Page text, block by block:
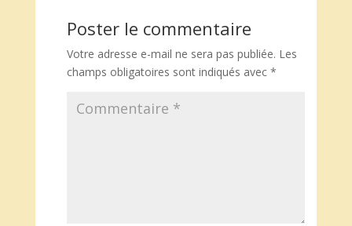
Poster le commentaire
Votre adresse e-mail ne sera pas publiée. Les
champs obligatoires sont indiqués avec *